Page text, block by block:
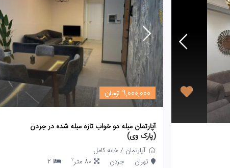
9,000,000 تومان
آپارتمان مبله دو خواب تازه مبله شده در جردن
(پارک وی)
آپارتمان /خانه کامل
تهران
جردن 80 متر 2
2